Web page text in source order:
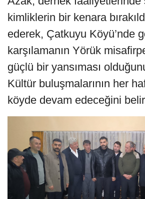
kimliklerin bir kenara
ederek, Çatkuyu Köyü’nde
karşılamanın Yörük
güçlü bir yansıması
Kültür buluşmalarının her
köyde devam edeceğini